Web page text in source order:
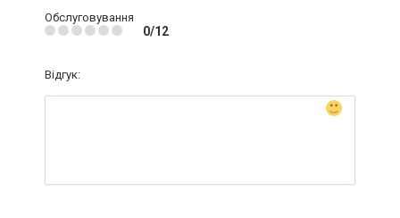
Обслуговування
0/12
Відгук: